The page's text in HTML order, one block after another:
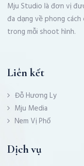
Mju Studio là đơn vị
đa dạng về phong
trong mỗi shoot hình.
Liên kết
Đỗ Hương Ly
Mju Media
Nem Vị Phố
Dịch vụ